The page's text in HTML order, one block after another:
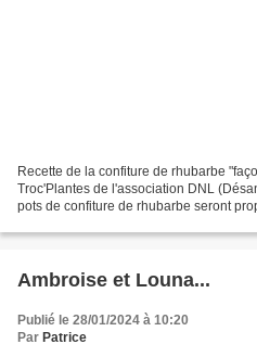
Recette de la confiture de rhubarbe
Troc'Plantes de l'association DNL
pots de confiture de rhubarbe seront
Ambroise et Louna...
Publié le 28/01/2024 à 10:20
Par Patrice